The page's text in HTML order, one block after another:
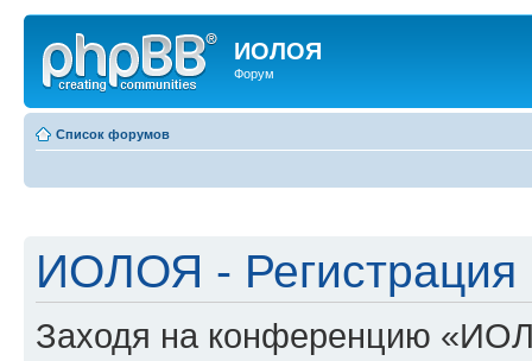
ИОЛОЯ
Форум
Список форумов
ИОЛОЯ - Регистрация
Заходя на конференцию